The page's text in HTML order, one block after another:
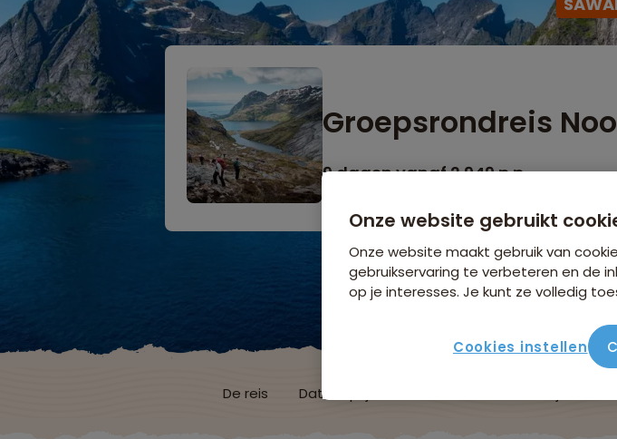
Groepsrondreis
9 dagen vanaf 2.949 p.p.
De reis Data & prijzen
Onze website gebruikt
Onze website maakt gebruik van
gebruikservaring te verbeteren en de
op je interesses. Je kunt ze volledig
Cookies instellen